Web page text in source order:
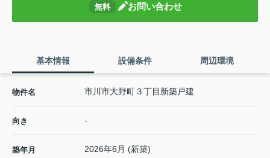
無料 お問い合わせ
基本情報 設備条件 周辺環境
物件名 市川市大野町３丁目新築戸建
向き -
築年月 2026年6月 (新築)